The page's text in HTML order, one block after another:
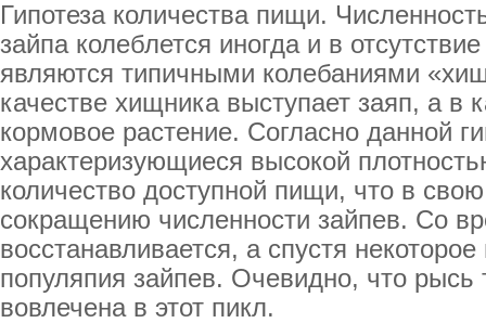
Гипотеза количества пищи.
зайпа колеблется иногда и в
являются типичными колебаниями
качестве хищника выступает заяп, а в
кормовое растение. Согласно данной
характеризующиеся высокой
количество доступной пищи, что в
сокращению численности зайпев. Со
восстанавливается, а спустя
популяпия зайпев. Очевидно, что
вовлечена в этот пикл.